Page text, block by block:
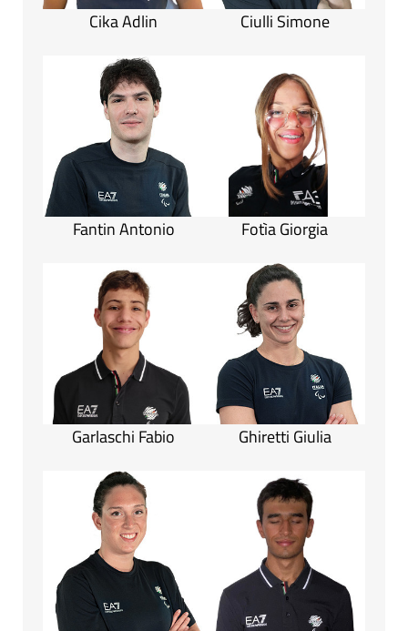
Cika Adlin Ciulli Simone
Fantin Antonio Fotìa Giorgia
Garlaschi Fabio Ghiretti Giulia